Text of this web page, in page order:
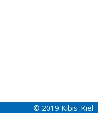
© 2019 Kibis-Kiel -